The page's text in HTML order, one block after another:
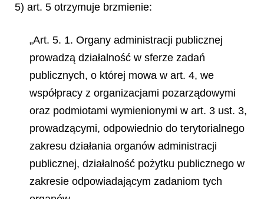
5) art. 5 otrzymuje brzmienie:
„Art. 5. 1. Organy administracji publicznej
prowadzą działalność w sferze zadań
publicznych, o której mowa w art. 4, we
współpracy z organizacjami pozarządowymi
oraz podmiotami wymienionymi w art. 3 ust. 3,
prowadzącymi, odpowiednio do terytorialnego
zakresu działania organów administracji
publicznej, działalność pożytku publicznego w
zakresie odpowiadającym zadaniom tych